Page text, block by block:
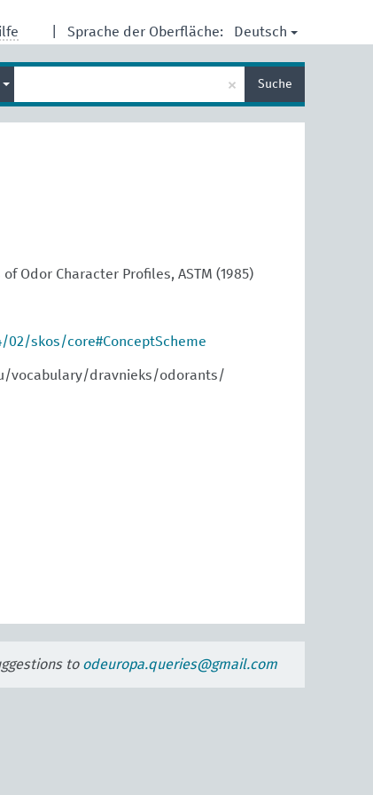
Sprache der Oberfläche: Deutsch
× Suche
Odor Character Profiles, ASTM (1985)
skos/core#ConceptScheme
vocabulary/dravnieks/odorants/
to odeuropa.queries@gmail.com